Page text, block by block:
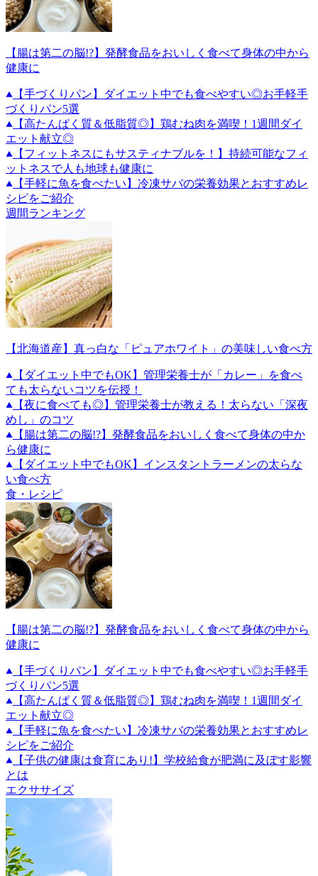
【腸は第二の脳!?】発酵食品をおいしく食べて身体の中から
健康に
【手づくりパン】ダイエット中でも食べやすい◎お手軽手
づくりパン5選
【高たんぱく質＆低脂質◎】鶏むね肉を満喫！1週間ダイ
エット献立◎
【フィットネスにもサスティナブルを！】持続可能なフィ
ットネスで人も地球も健康に
【手軽に魚を食べたい】冷凍サバの栄養効果とおすすめレ
シピをご紹介
週間ランキング
【北海道産】真っ白な「ピュアホワイト」の美味しい食べ方
【ダイエット中でもOK】管理栄養士が「カレー」を食べ
ても太らないコツを伝授！
【夜に食べても◎】管理栄養士が教える！太らない「深夜
めし」のコツ
【腸は第二の脳!?】発酵食品をおいしく食べて身体の中か
ら健康に
【ダイエット中でもOK】インスタントラーメンの太らな
い食べ方
食・レシピ
【腸は第二の脳!?】発酵食品をおいしく食べて身体の中から
健康に
【手づくりパン】ダイエット中でも食べやすい◎お手軽手
づくりパン5選
【高たんぱく質＆低脂質◎】鶏むね肉を満喫！1週間ダイ
エット献立◎
【手軽に魚を食べたい】冷凍サバの栄養効果とおすすめレ
シピをご紹介
【子供の健康は食育にあり!】学校給食が肥満に及ぼす影響
とは
エクササイズ